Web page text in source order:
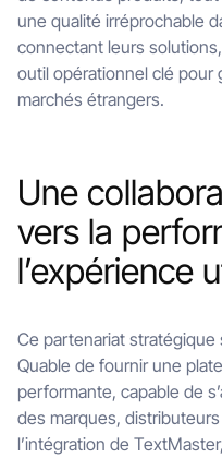
une qualité irréprochable
connectant leurs
outil opérationnel clé pour
marchés étrangers.
Une
vers la
l’expérience
Ce partenariat stratégique
Quable de fournir une
performante, capable de
des marques,
l’intégration de